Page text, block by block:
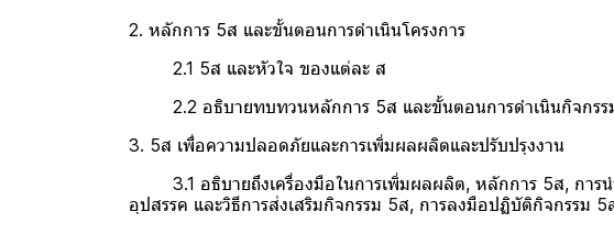
2. หลักการ 5ส และขั้นตอนการดำเนินโครงการ
2.1 5ส และหัวใจ ของแต่ละ ส
2.2 อธิบายทบทวนหลักการ 5ส และขั้นตอนการดำเนินกิจกรร
3. 5ส เพื่อความปลอดภัยและการเพิ่มผลผลิตและปรับปรุงงาน
3.1 อธิบายถึงเครื่องมือในการเพิ่มผลผลิต, หลักการ 5ส, การน
อุปสรรค และวิธีการส่งเสริมกิจกรรม 5ส, การลงมือปฏิบัติกิจกรรม